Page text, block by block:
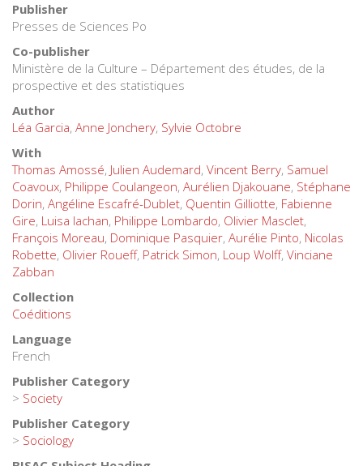
Publisher
Presses de Sciences Po
Co-publisher
Ministère de la Culture – Département des études, de la
prospective et des statistiques
Author
Léa Garcia, Anne Jonchery, Sylvie Octobre
With
Thomas Amossé, Julien Audemard, Vincent Berry, Samuel
Coavoux, Philippe Coulangeon, Aurélien Djakouane, Stéphane
Dorin, Angéline Escafré-Dublet, Quentin Gilliotte, Fabienne
Gire, Luisa Iachan, Philippe Lombardo, Olivier Masclet,
François Moreau, Dominique Pasquier, Aurélie Pinto, Nicolas
Robette, Olivier Roueff, Patrick Simon, Loup Wolff, Vinciane
Zabban
Collection
Coéditions
Language
French
Publisher Category
> Society
Publisher Category
> Sociology